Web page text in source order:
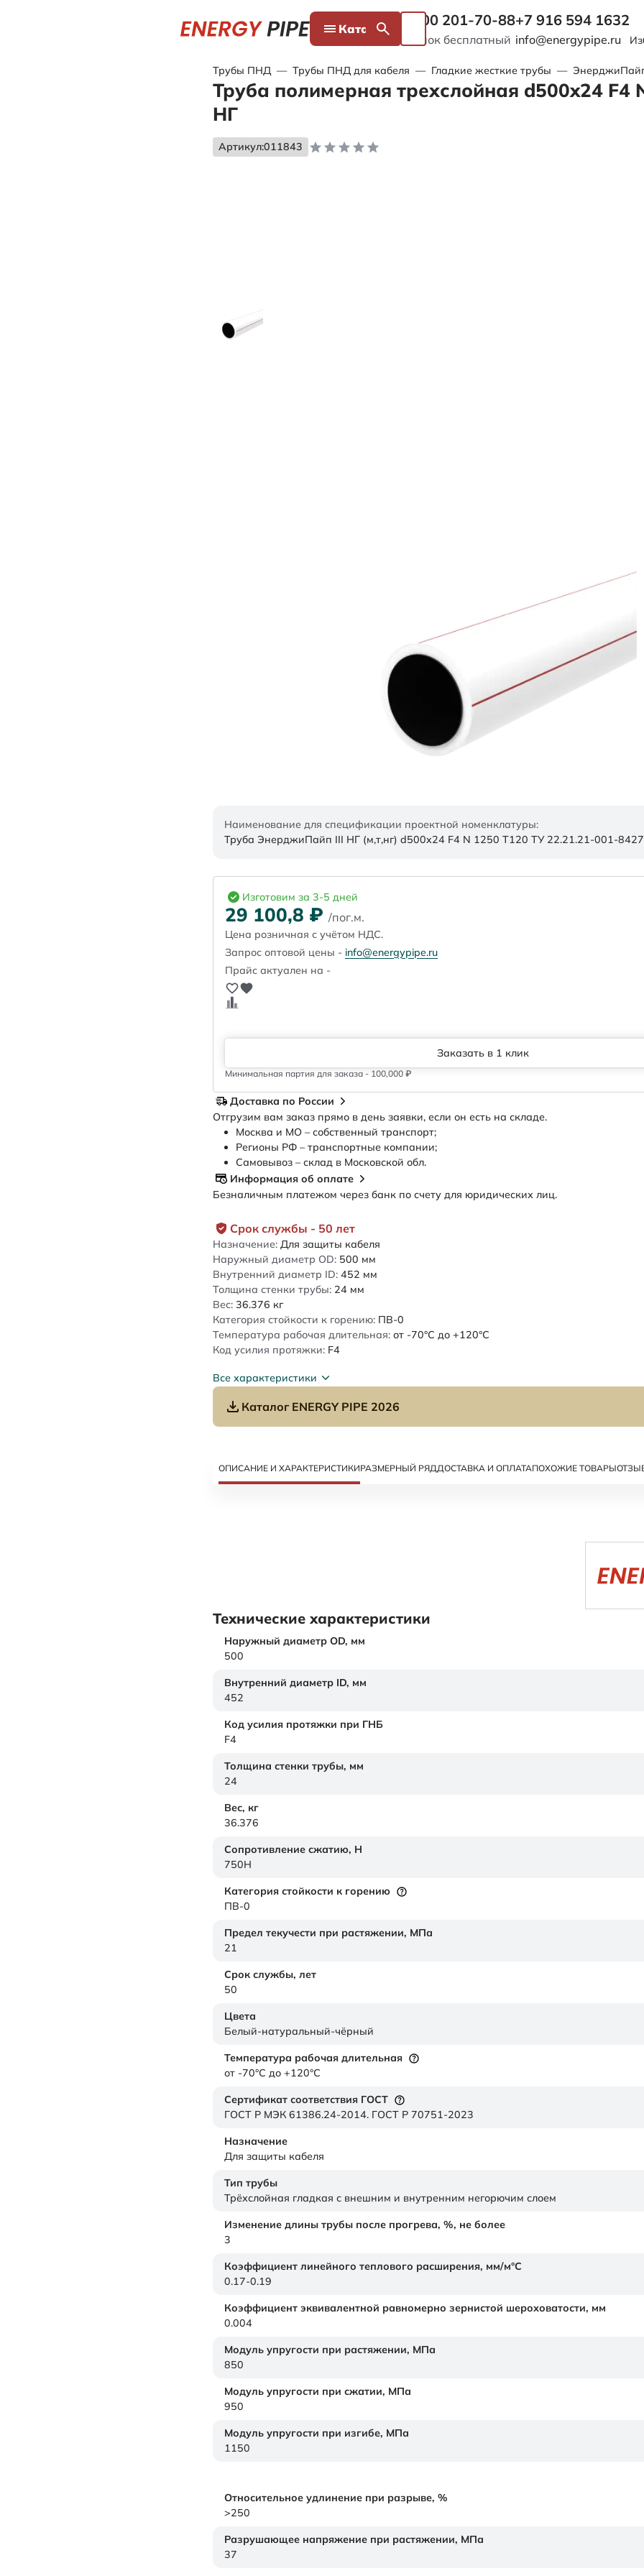
Каталог 8 800 201-70-88
Звонок бесплатный
+7 916 594 1632
info@energypipe.ru
Трубы ПНД — Трубы ПНД для кабеля — Гладкие жесткие трубы —
Труба полимерная трехслойная d500x24 F4
НГ
Артикул:011843
Наименование для спецификации проектной номенклатуры:
Труба ЭнерджиПайп III НГ (м,т,нг) d500x24 F4 N 1250 Т120 ТУ 22.21.21-001-
Срок службы - 50 лет
Назначение: Для защиты кабеля
Наружный диаметр OD: 500 мм
Внутренний диаметр ID: 452 мм
Толщина стенки трубы: 24 мм
Вес: 36.376 кг
Категория стойкости к горению: ПВ-0
Температура рабочая длительная: от -70°C до +120°C
Код усилия протяжки: F4
Все характеристики
Каталог ENERGY PIPE 2026
Изготовим за 3-5 дней
29 100,8 ₽ /пог.м.
Цена розничная с учётом НДС.
Запрос оптовой цены - info@energypipe.ru
Прайс актуален на -
Заказать в 1 клик
Минимальная партия для заказа - 100,000 ₽
Доставка по России
Отгрузим вам заказ прямо в день заявки, если он есть на складе.
Москва и МО – собственный транспорт;
Регионы РФ – транспортные компании;
Самовывоз – склад в Московской обл.
Информация об оплате
Безналичным платежом через банк по счету для юридических лиц.
ОПИСАНИЕ И ХАРАКТЕРИСТИКИРАЗМЕРНЫЙ РЯДДОСТАВКА И ОПЛАТАПОХОЖИЕ ТОВАРЫ
Технические характеристики
Наружный диаметр OD, мм
500
Внутренний диаметр ID, мм
452
Код усилия протяжки при ГНБ
F4
Толщина стенки трубы, мм
24
Вес, кг
36.376
Сопротивление сжатию, Н
750H
Категория стойкости к горению
ПВ-0
Предел текучести при растяжении, МПа
21
Срок службы, лет
50
Цвета
Белый-натуральный-чёрный
Температура рабочая длительная
от -70°C до +120°C
Сертификат соответствия ГОСТ
ГОСТ Р МЭК 61386.24-2014. ГОСТ Р 70751-2023
Назначение
Для защиты кабеля
Тип трубы
Трёхслойная гладкая с внешним и внутренним негорючим слоем
Изменение длины трубы после прогрева, %, не более
3
Коэффициент линейного теплового расширения, мм/м°С
0.17-0.19
Коэффициент эквивалентной равномерно зернистой шероховатости, мм
0.004
Модуль упругости при растяжении, МПа
850
Модуль упругости при сжатии, МПа
950
Модуль упругости при изгибе, МПа
1150
Относительное удлинение при разрыве, %
>250
Разрушающее напряжение при растяжении, МПа
37